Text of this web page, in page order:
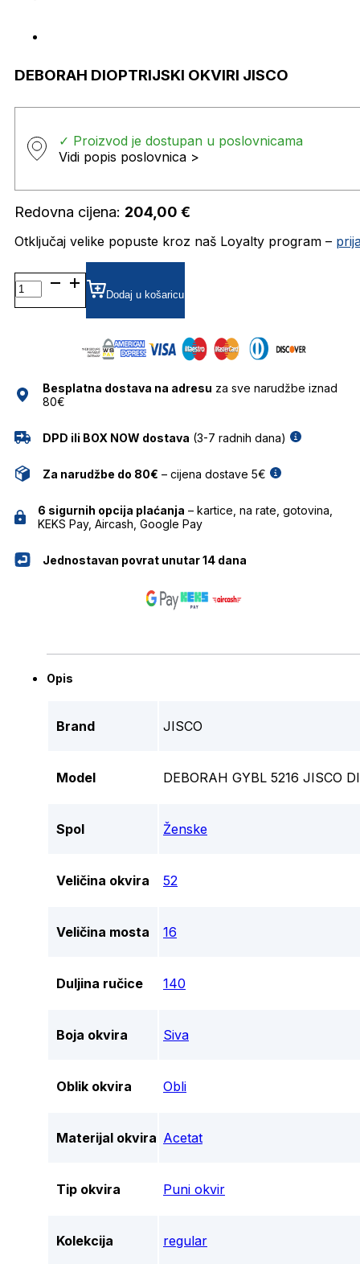
DEBORAH DIOPTRIJSKI OKVIRI JISCO
✓ Proizvod je dostupan u poslovnicama
Vidi popis poslovnica >
Redovna cijena: 204,00 €
Otključaj velike popuste kroz naš Loyalty program –
DEBORAH DIOPTRIJSKI
OKVIRI
JISCO
Dodaj u košaricu
Besplatna dostava na adresu za sve narudžbe iznad
80€
DPD ili BOX NOW dostava (3-7 radnih dana)
Za narudžbe do 80€ – cijena dostave 5€
6 sigurnih opcija plaćanja – kartice, na rate, gotovina,
KEKS Pay, Aircash, Google Pay
Jednostavan povrat unutar 14 dana
Opis
Brand JISCO
Model DEBORAH GYBL 5216 JISCO
Spol Ženske
Veličina okvira 52
Veličina mosta 16
Duljina ručice 140
Boja okvira Siva
Oblik okvira Obli
Materijal okvira Acetat
Tip okvira Puni okvir
Kolekcija regular